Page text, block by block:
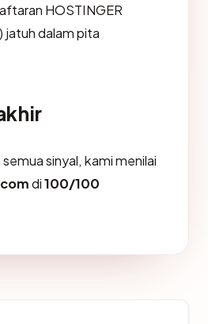
HOSTINGER
jatuh dalam pita
sinyal, kami menilai
di100/100